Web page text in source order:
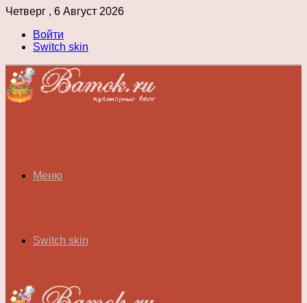
Четверг , 6 Август 2026
Войти
Switch skin
Меню
Switch skin